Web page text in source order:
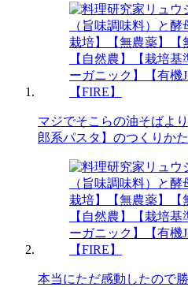
マジでそこらの油そばよ
郎系パスタ】のつくりかた
本当にただ感動したので